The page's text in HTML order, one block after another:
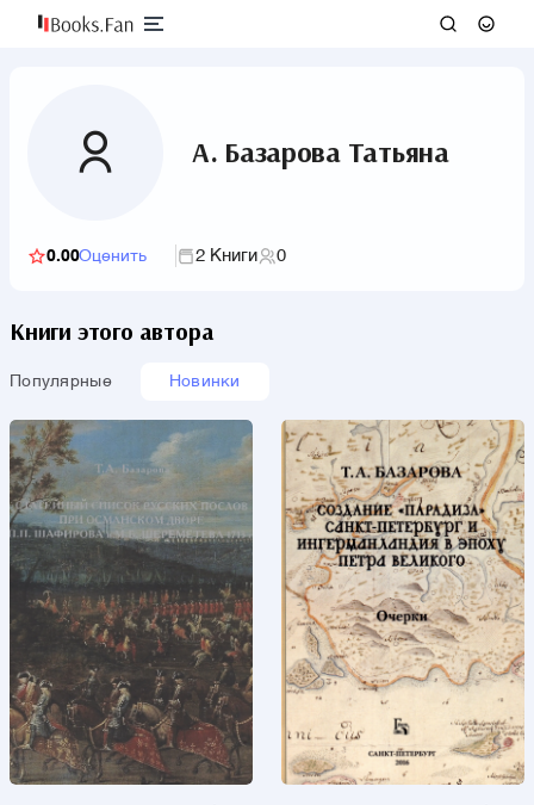
А. Базарова Татьяна
0.00Оценить 2 Книги 0
Книги этого автора
Популярные Новинки